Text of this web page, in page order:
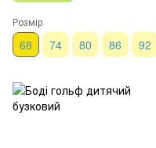
Розмір
68 74 80 86 92